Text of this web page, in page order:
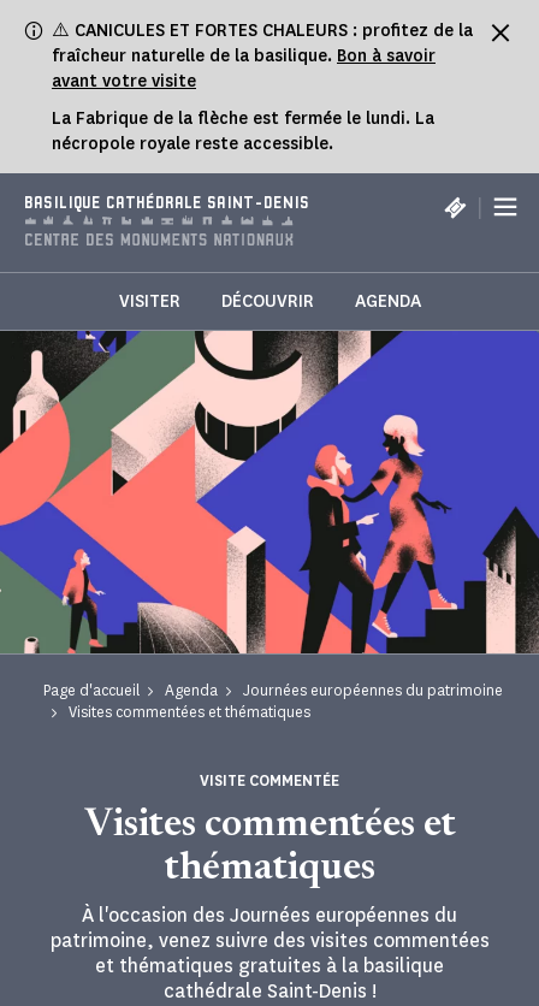
⚠️ CANICULES ET FORTES CHALEURS : profitez de la
fraîcheur naturelle de la basilique. Bon à savoir
avant votre visite
La Fabrique de la flèche est fermée le lundi. La
nécropole royale reste accessible.
BASILIQUE CATHÉDRALE SAINT-DENIS |
VISITER DÉCOUVRIR AGENDA
Page d'accueil Agenda
Journées européennes du patrimoine
Visites commentées et thématiques
Visites commentées et
thématiques
VISITE COMMENTÉE
À l'occasion des Journées européennes du
patrimoine, venez suivre des visites commentées
et thématiques gratuites à la basilique
cathédrale Saint-Denis !